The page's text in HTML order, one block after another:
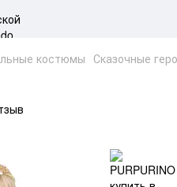
костюмы Сказочные